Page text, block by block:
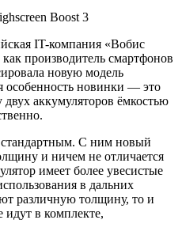
IT-компания «Вобис
производитель смартфонов
новую модель
особенность новинки — это
двух аккумуляторов ёмкостью
стандартным. С ним новый
и ничем не отличается
имеет более увесистые
в дальних
различную толщину, то и
в комплекте,